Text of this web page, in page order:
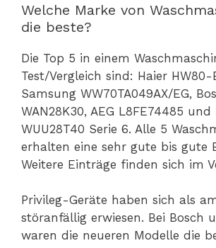
Welche Marke von
die beste?
Die Top 5 in einem
Test/Vergleich sind: Haier HW80-
Samsung WW70TA049AX/EG,
WAN28K30, AEG L8FE74485 und
WUU28T40 Serie 6. Alle 5
erhalten eine sehr gute bis gute
Weitere Einträge finden sich im
Privileg-Geräte haben sich als
störanfällig erwiesen. Bei Bosch
waren die neueren Modelle die